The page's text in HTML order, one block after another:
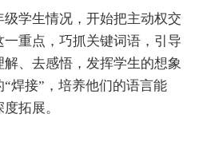
学生情况，开始把主动权交
重点，巧抓关键词语，引导
、去感悟，发挥学生的想象
焊接”，培养他们的语言能
拓展。